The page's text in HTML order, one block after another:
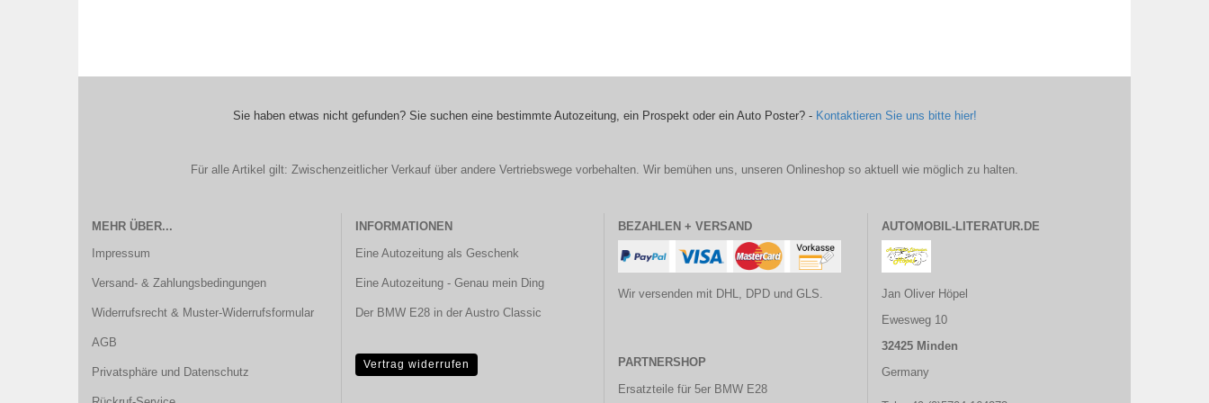
Sie haben etwas nicht gefunden? Sie suchen eine bestimmte Autozeitung, ein Prospekt oder ein Auto Poster? - Kontaktieren Sie uns bitte hier!
Für alle Artikel gilt: Zwischenzeitlicher Verkauf über andere Vertriebswege vorbehalten. Wir bemühen uns, unseren Onlineshop so aktuell wie möglich zu halten.
MEHR ÜBER...
Impressum
Versand- & Zahlungsbedingungen
Widerrufsrecht & Muster-Widerrufsformular
AGB
Privatsphäre und Datenschutz
INFORMATIONEN
Eine Autozeitung als Geschenk
Eine Autozeitung - Genau mein Ding
Der BMW E28 in der Austro Classic
Vertrag widerrufen
BEZAHLEN + VERSAND
Wir versenden mit DHL, DPD und GLS.
PARTNERSHOP
Ersatzteile für 5er BMW E28
AUTOMOBIL-LITERATUR.DE
Jan Oliver Höpel
Ewesweg 10
32425 Minden
Germany